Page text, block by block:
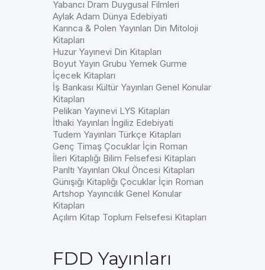
Yabancı Dram Duygusal Filmleri
Aylak Adam Dünya Edebiyati
Karınca & Polen Yayınları Din Mitoloji
Kitapları
Huzur Yayınevi Din Kitapları
Boyut Yayın Grubu Yemek Gurme
İçecek Kitapları
İş Bankası Kültür Yayınları Genel Konular
Kitapları
Pelikan Yayınevi LYS Kitapları
İthaki Yayınları İngiliz Edebiyati
Tudem Yayınları Türkçe Kitapları
Genç Timaş Çocuklar İçin Roman
İleri Kitaplığı Bilim Felsefesi Kitapları
Parıltı Yayınları Okul Öncesi Kitapları
Günışığı Kitaplığı Çocuklar İçin Roman
Artshop Yayıncılık Genel Konular
Kitapları
Açılım Kitap Toplum Felsefesi Kitapları
FDD Yayınları